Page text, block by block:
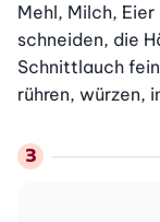
Mehl, Milch,
schneiden, die
Schnittlauch
rühren, würzen,